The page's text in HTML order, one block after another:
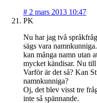
# 2 mars 2013 10:47
PK
Nu har jag två
sägs vara
kan många namn utan
mycket kändisar. Nu
Varför är det så? Kan
namnkunniga?
Oj, det blev visst tre
inte så spännande.